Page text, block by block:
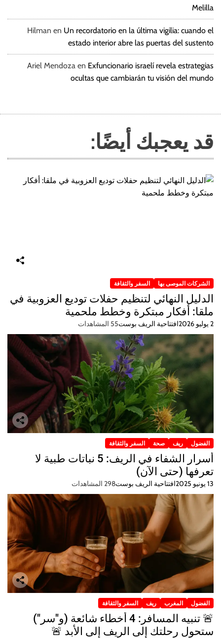
Melilla
Hilman en Un recordatorio en la última vigilia: cuando el
estado interior abre las puertas del sustento
Ariel Mendoza en Exfuncionario israelí revela estrategias
ocultas que cambiarán tu visión del mundo
قد يعجبك أيضًا:
الشركات الموصى بها السفر والثقافة
الدليل النهائي لتنظيم حفلات توديع العزوبية في
ملقا: أفكار مبتكرة وخطط ملحمية
2 يوليو 2026 افتتاحية الريف بوست55 المشاهدات
الفضول ريف صحة السفر والثقافة
أسرار الشفاء في الريف: 5 نباتات طبية لا
تعرفها (حتى الآن)
13 يونيو 2025 افتتاحية الريف بوست298 المشاهدات
الفضول المغرب ريف السفر والثقافة
🚨 تنبيه المسافر: 4 أخطاء شائعة (و"سر")
ستحول رحلتك إلى الريف إلى الأبد 🚨